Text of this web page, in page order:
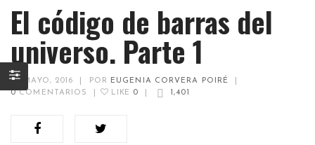
El código de barras del
universo. Parte 1
22 MAYO, 2016 POR EUGENIA CORVERA POIRÉ
0COMENTARIOS LIKE 0 1,401